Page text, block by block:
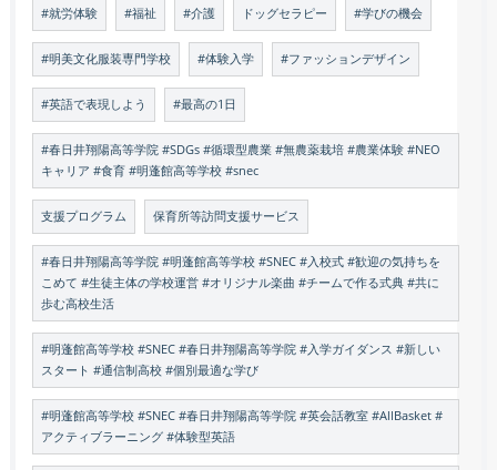
#就労体験 #福祉 #介護 ドッグセラピー #学びの機会
#明美文化服装専門学校 #体験入学 #ファッションデザイン
#英語で表現しよう #最高の1日
#春日井翔陽高等学院 #SDGs #循環型農業 #無農薬栽培 #農業体験 #NEO
キャリア #食育 #明蓬館高等学校 #snec
支援プログラム 保育所等訪問支援サービス
#春日井翔陽高等学院 #明蓬館高等学校 #SNEC #入校式 #歓迎の気持ちを
こめて #生徒主体の学校運営 #オリジナル楽曲 #チームで作る式典 #共に
歩む高校生活
#明蓬館高等学校 #SNEC #春日井翔陽高等学院 #入学ガイダンス #新しい
スタート #通信制高校 #個別最適な学び
#明蓬館高等学校 #SNEC #春日井翔陽高等学院 #英会話教室 #AllBasket #
アクティブラーニング #体験型英語